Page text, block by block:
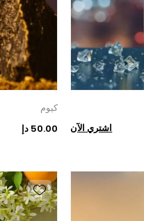
اشتري الآن
كيوم
50.00 دإ